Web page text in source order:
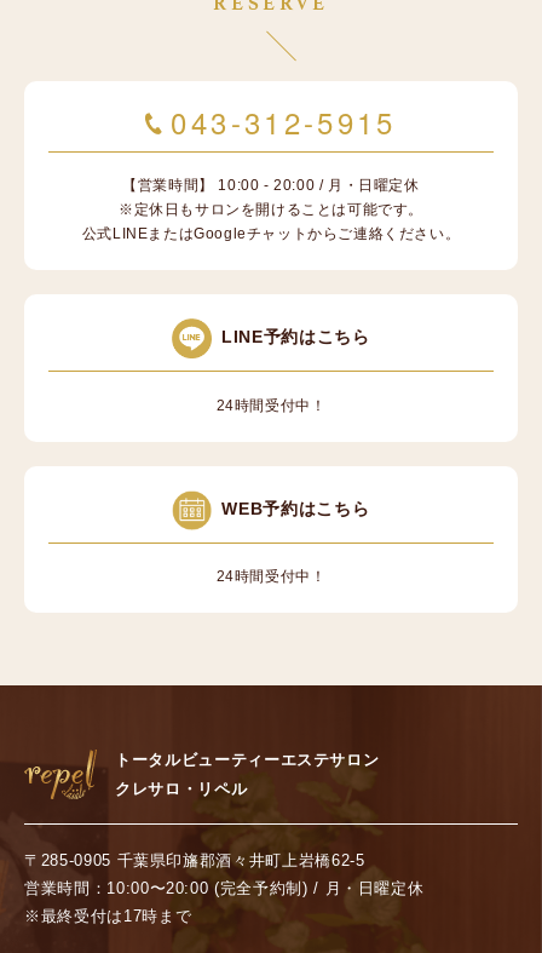
043-312-5915
【営業時間】 10:00 - 20:00 / 月・日曜定休
※定休日もサロンを開けることは可能です。
公式LINEまたはGoogleチャットからご連絡ください。
LINE予約はこちら
24時間受付中！
WEB予約はこちら
24時間受付中！
トータルビューティーエステサロン
クレサロ・リペル
〒285-0905 千葉県印旛郡酒々井町上岩橋62-5
営業時間：10:00〜20:00 (完全予約制) / 月・日曜定休
※最終受付は17時まで